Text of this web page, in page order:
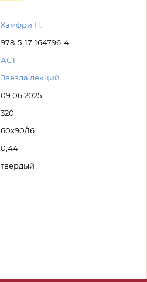
Хамфри Н.
978-5-17-164796-4
АСТ
Звезда лекций
09.06.2025
320
60x90/16
0,44
твердый